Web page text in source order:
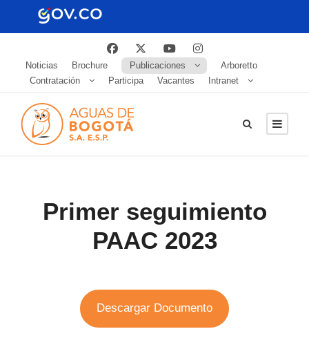
Noticias Brochure Publicaciones
Arboretto
Contratación
Participa Vacantes Intranet
Primer seguimiento
PAAC 2023
Descargar Documento